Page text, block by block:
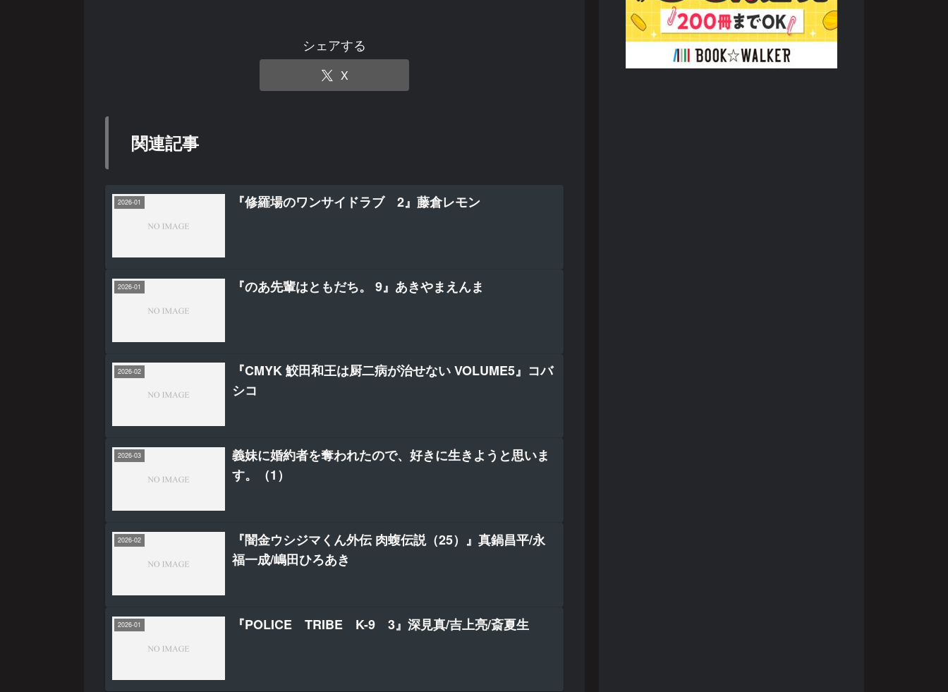
シェアする
X
関連記事
2026-01 『修羅場のワンサイドラブ 2』藤倉レモン
2026-01 『のあ先輩はともだち。 9』あきやまえんま
2026-02
『CMYK 鮫田和王は厨二病が治せない VOLUME5』コバ
シコ
2026-03
義妹に婚約者を奪われたので、好きに生きようと思いま
す。（1）
2026-02
『闇金ウシジマくん外伝 肉蝮伝説（25）』真鍋昌平/永
福一成/嶋田ひろあき
2026-01 『POLICE TRIBE K-9 3』深見真/吉上亮/斎夏生